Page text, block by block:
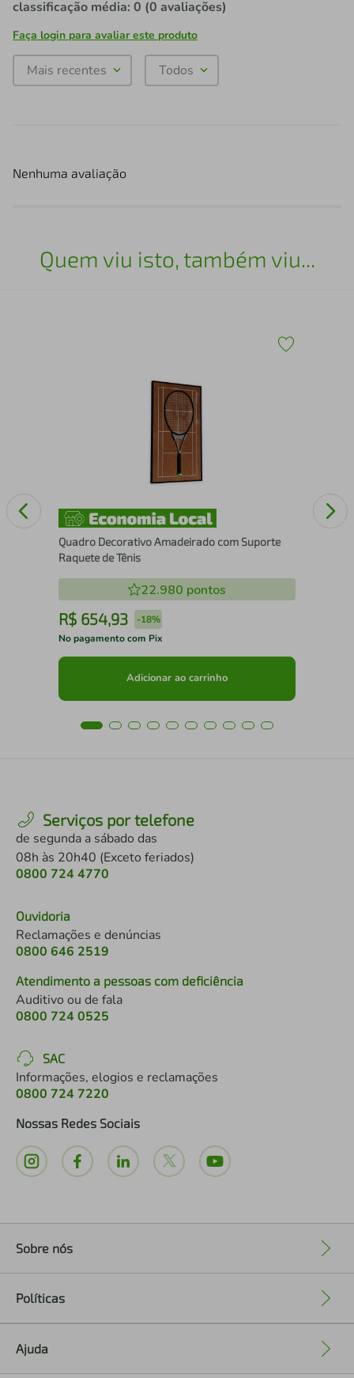
classificação média: 0 (0 avaliações)
Faça login para avaliar este produto
Mais recentes Todos
Nenhuma avaliação
Quem viu isto, também viu...
Quadro Decorativo Amadeirado com Suporte
Raquete de Tênis
22.980 pontos
R$ 654,93 -18%
No pagamento com Pix
Adicionar ao carrinho
Serviços por telefone
de segunda a sábado das
08h às 20h40 (Exceto feriados)
0800 724 4770
Ouvidoria
Reclamações e denúncias
0800 646 2519
Atendimento a pessoas com deficiência
Auditivo ou de fala
0800 724 0525
SAC
Informações, elogios e reclamações
0800 724 7220
Nossas Redes Sociais
Sobre nós
Políticas
Ajuda